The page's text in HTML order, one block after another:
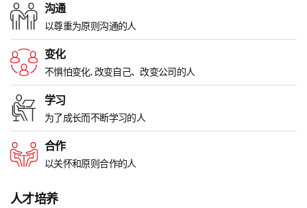
沟通
以尊重为原则沟通的人
变化
不惧怕变化, 改变自己、改变公司的人
学习
为了成长而不断学习的人
合作
以关怀和原则合作的人
人才培养